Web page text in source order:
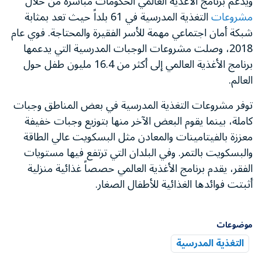
مشروعات التغذية المدرسية في 61 بلداً حيث تعد بمثابة
شبكة أمان اجتماعي مهمة للأسر الفقيرة والمحتاجة. فوي عام
2018، وصلت مشروعات الوجبات المدرسية التي يدعمها
برنامج الأغذية العالمي إلى أكثر من 16.4 مليون طفل حول
العالم.
توفر مشروعات التغذية المدرسية في بعض المناطق وجبات
كاملة، بينما يقوم البعض الآخر منها بتوزيع وجبات خفيفة
معززة بالفيتامينات والمعادن مثل البسكويت عالي الطاقة
والبسكويت بالتمر. وفي البلدان التي ترتفع فيها مستويات
الفقر، يقدم برنامج الأغذية العالمي حصصاً غذائية منزلية
أثبتت فوائدها الغذائية للأطفال الصغار.
موضوعات
التغذية المدرسية